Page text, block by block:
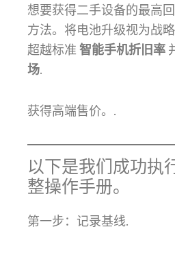
想要获得二手设备的最高
方法。将电池升级视为战
超越标准 智能手机折旧率
场.
获得高端售价。.
以下是我们成功执
整操作手册。
第一步：记录基线.